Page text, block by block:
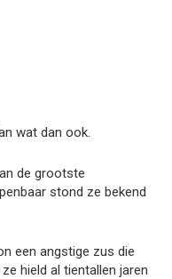
wat dan ook.
de grootste
stond ze bekend
een angstige zus die
hield al tientallen jaren